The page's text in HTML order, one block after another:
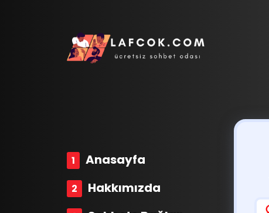
Anasayfa
Hakkımızda